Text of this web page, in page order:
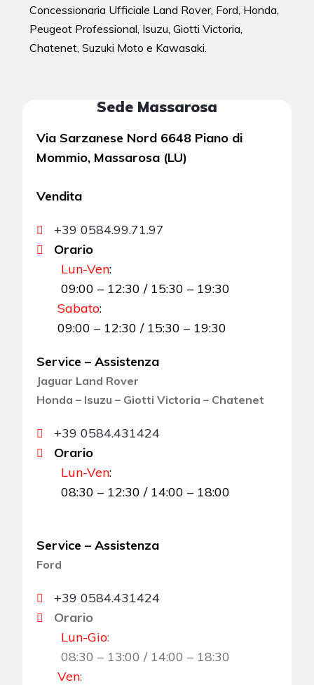
Concessionaria Ufficiale Land Rover, Ford, Honda,
Peugeot Professional, Isuzu, Giotti Victoria,
Chatenet, Suzuki Moto e Kawasaki.
Sede Massarosa
Via Sarzanese Nord 6648 Piano di
Mommio, Massarosa (LU)
Vendita
+39 0584.99.71.97
Orario
Lun-Ven:
09:00 – 12:30 / 15:30 – 19:30
Sabato:
09:00 – 12:30 / 15:30 – 19:30
Service – Assistenza
Jaguar Land Rover
Honda – Isuzu – Giotti Victoria – Chatenet
+39 0584.431424
Orario
Lun-Ven:
08:30 – 12:30 / 14:00 – 18:00
Service – Assistenza
Ford
+39 0584.431424
Orario
Lun-Gio:
08:30 – 13:00 / 14:00 – 18:30
Ven: